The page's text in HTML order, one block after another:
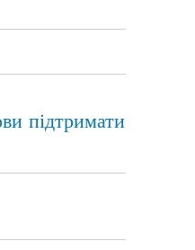
підтримати